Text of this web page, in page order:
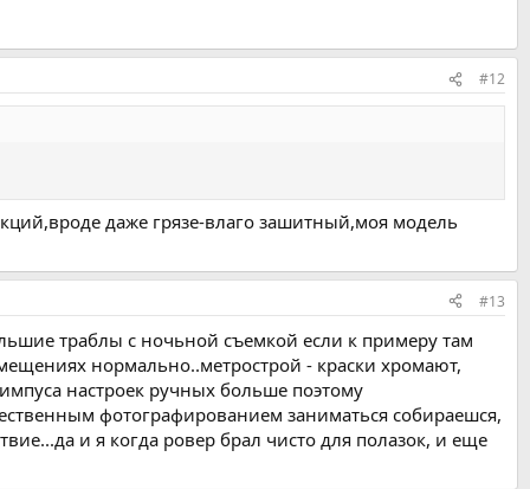
#12
даже грязе-влаго зашитный,моя модель
#13
траблы с ночьной съемкой если к примеру там
нормально..метрострой - краски хромают,
настроек ручных больше поэтому
фотографированием заниматься собираешся,
и я когда ровер брал чисто для полазок, и еще